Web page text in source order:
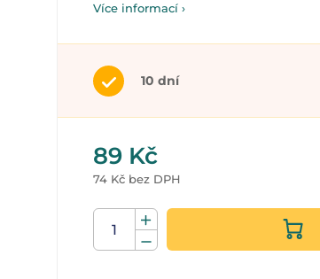
Více informací ›
10 dní
89 Kč
74 Kč bez DPH